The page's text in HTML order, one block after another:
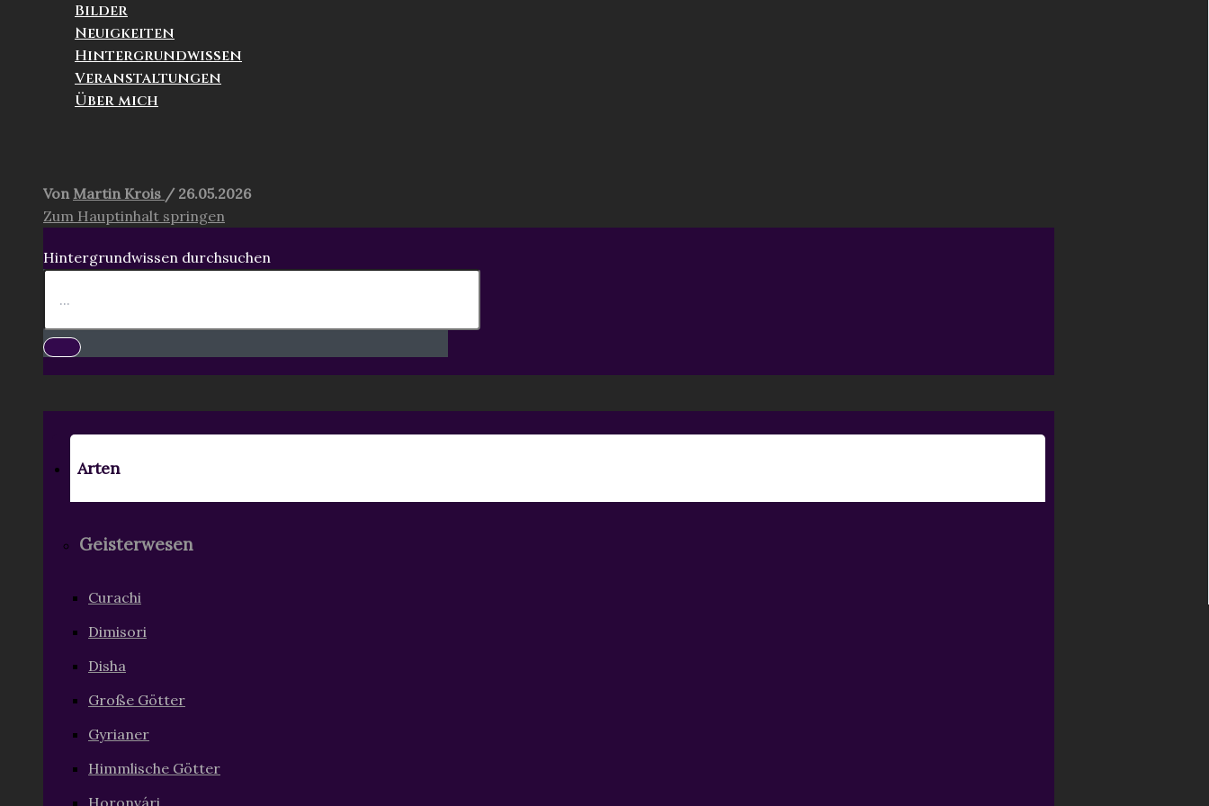
Bilder
Neuigkeiten
Hintergrundwissen
Veranstaltungen
Über mich
Von Martin Krois / 26.05.2026
Zum Hauptinhalt springen
Hintergrundwissen durchsuchen
Arten
Geisterwesen
Curachi
Dimisori
Disha
Große Götter
Gyrianer
Himmlische Götter
Horonvári